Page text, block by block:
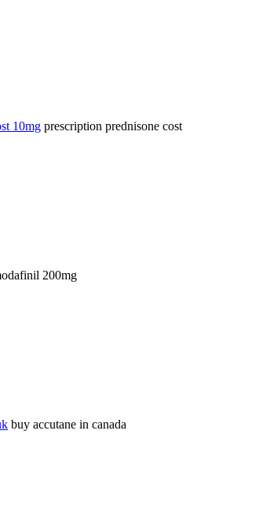
10mg prescription prednisone cost
200mg
buy accutane in canada